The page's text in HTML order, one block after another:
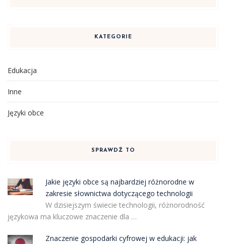
KATEGORIE
Edukacja
Inne
Języki obce
SPRAWDŹ TO
Jakie języki obce są najbardziej różnorodne w
zakresie słownictwa dotyczącego technologii
W dzisiejszym świecie technologii, różnorodność
językowa ma kluczowe znaczenie dla …
Znaczenie gospodarki cyfrowej w edukacji: jak